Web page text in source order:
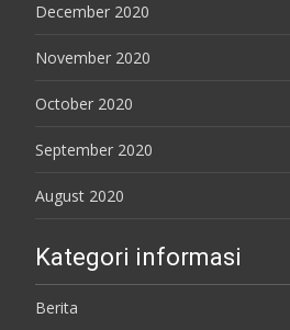
December 2020
November 2020
October 2020
September 2020
August 2020
Kategori informasi
Berita